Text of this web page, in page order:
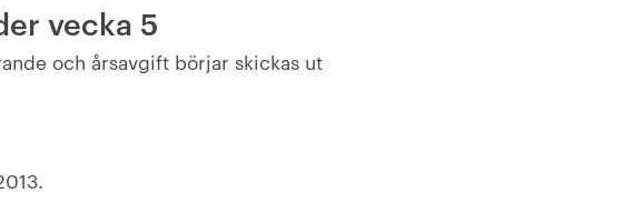
vecka 5
och årsavgift börjar skickas ut